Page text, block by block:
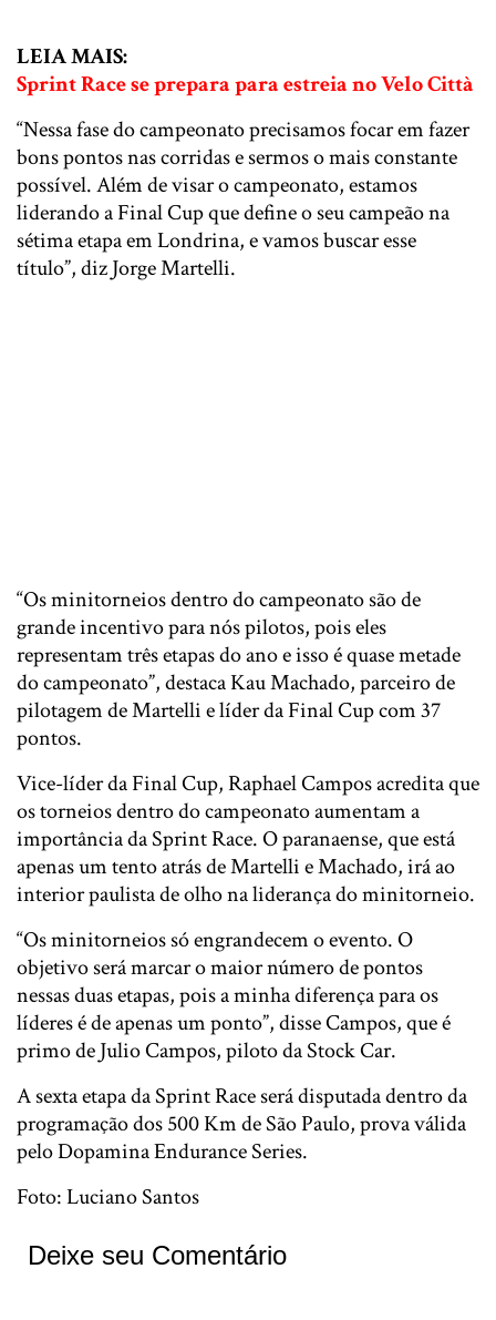
LEIA MAIS:
Sprint Race se prepara para estreia no Velo Città
“Nessa fase do campeonato precisamos focar em fazer
bons pontos nas corridas e sermos o mais constante
possível. Além de visar o campeonato, estamos
liderando a Final Cup que define o seu campeão na
sétima etapa em Londrina, e vamos buscar esse
título”, diz Jorge Martelli.
“Os minitorneios dentro do campeonato são de
grande incentivo para nós pilotos, pois eles
representam três etapas do ano e isso é quase metade
do campeonato”, destaca Kau Machado, parceiro de
pilotagem de Martelli e líder da Final Cup com 37
pontos.
Vice-líder da Final Cup, Raphael Campos acredita que
os torneios dentro do campeonato aumentam a
importância da Sprint Race. O paranaense, que está
apenas um tento atrás de Martelli e Machado, irá ao
interior paulista de olho na liderança do minitorneio.
“Os minitorneios só engrandecem o evento. O
objetivo será marcar o maior número de pontos
nessas duas etapas, pois a minha diferença para os
líderes é de apenas um ponto”, disse Campos, que é
primo de Julio Campos, piloto da Stock Car.
A sexta etapa da Sprint Race será disputada dentro da
programação dos 500 Km de São Paulo, prova válida
pelo Dopamina Endurance Series.
Foto: Luciano Santos
Deixe seu Comentário